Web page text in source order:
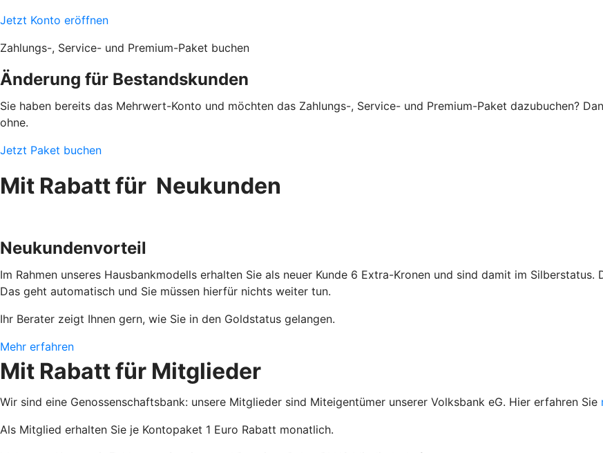
Jetzt Konto eröffnen
Zahlungs-, Service- und Premium-Paket buchen
Änderung für Bestandskunden
Sie haben bereits das Mehrwert-Konto und möchten das Zahlungs-, Service- und Premium-Paket dazubuchen?
ohne.
Jetzt Paket buchen
Mit Rabatt für Neukunden
Neukundenvorteil
Im Rahmen unseres Hausbankmodells erhalten Sie als neuer Kunde 6 Extra-Kronen und sind damit im
Das geht automatisch und Sie müssen hierfür nichts weiter tun.
Ihr Berater zeigt Ihnen gern, wie Sie in den Goldstatus gelangen.
Mehr erfahren
Mit Rabatt für Mitglieder
Wir sind eine Genossenschaftsbank: unsere Mitglieder sind Miteigentümer unserer Volksbank eG. Hier erfahren Sie
Als Mitglied erhalten Sie je Kontopaket 1 Euro Rabatt monatlich.